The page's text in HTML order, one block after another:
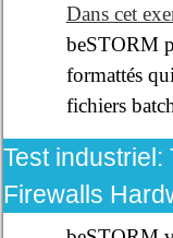
Dans cet
beSTORM
formattés
fichiers
Test industriel:
Firewalls